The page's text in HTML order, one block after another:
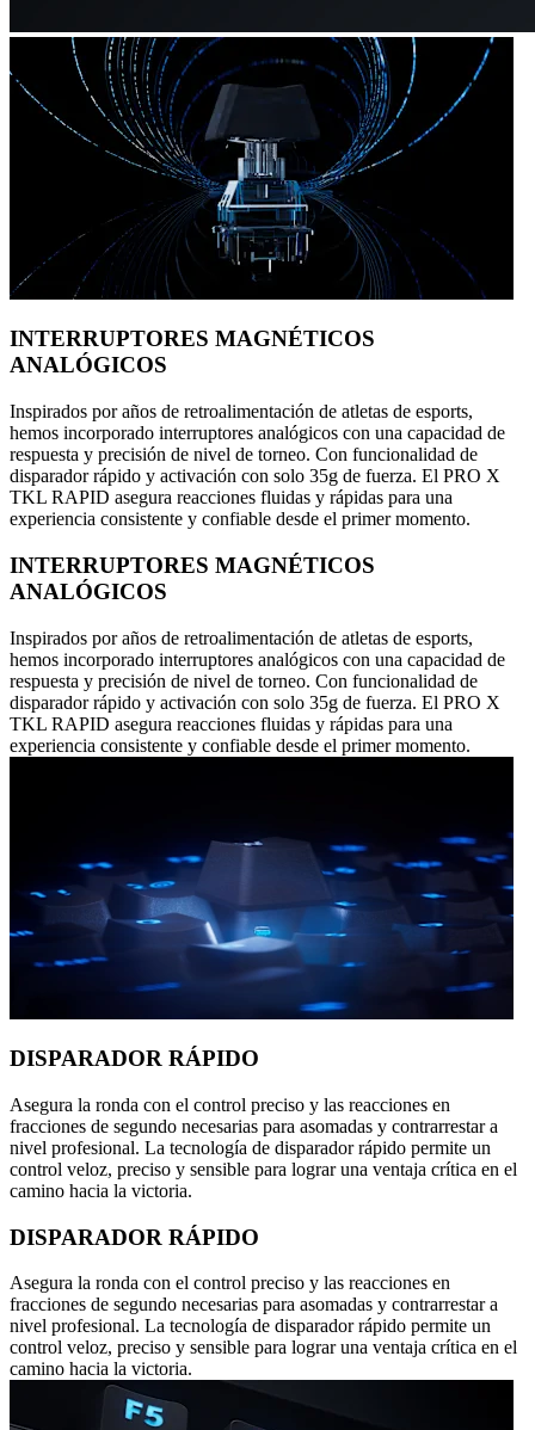
INTERRUPTORES MAGNÉTICOS
ANALÓGICOS
Inspirados por años de retroalimentación de atletas de esports,
hemos incorporado interruptores analógicos con una capacidad de
respuesta y precisión de nivel de torneo. Con funcionalidad de
disparador rápido y activación con solo 35g de fuerza. El PRO X
TKL RAPID asegura reacciones fluidas y rápidas para una
experiencia consistente y confiable desde el primer momento.
INTERRUPTORES MAGNÉTICOS
ANALÓGICOS
Inspirados por años de retroalimentación de atletas de esports,
hemos incorporado interruptores analógicos con una capacidad de
respuesta y precisión de nivel de torneo. Con funcionalidad de
disparador rápido y activación con solo 35g de fuerza. El PRO X
TKL RAPID asegura reacciones fluidas y rápidas para una
experiencia consistente y confiable desde el primer momento.
DISPARADOR RÁPIDO
Asegura la ronda con el control preciso y las reacciones en
fracciones de segundo necesarias para asomadas y contrarrestar a
nivel profesional. La tecnología de disparador rápido permite un
control veloz, preciso y sensible para lograr una ventaja crítica en el
camino hacia la victoria.
DISPARADOR RÁPIDO
Asegura la ronda con el control preciso y las reacciones en
fracciones de segundo necesarias para asomadas y contrarrestar a
nivel profesional. La tecnología de disparador rápido permite un
control veloz, preciso y sensible para lograr una ventaja crítica en el
camino hacia la victoria.